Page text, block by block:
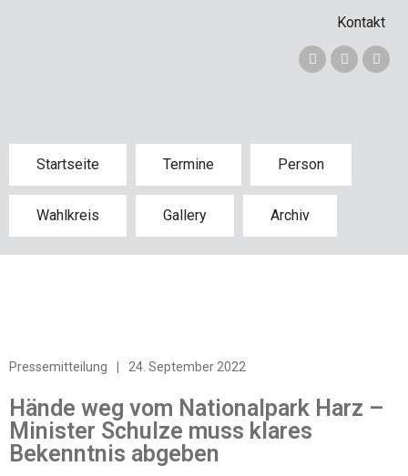
Kontakt
Startseite Termine Person
Wahlkreis Gallery Archiv
Pressemitteilung 24. September 2022
Hände weg vom Nationalpark Harz –
Minister Schulze muss klares
Bekenntnis abgeben